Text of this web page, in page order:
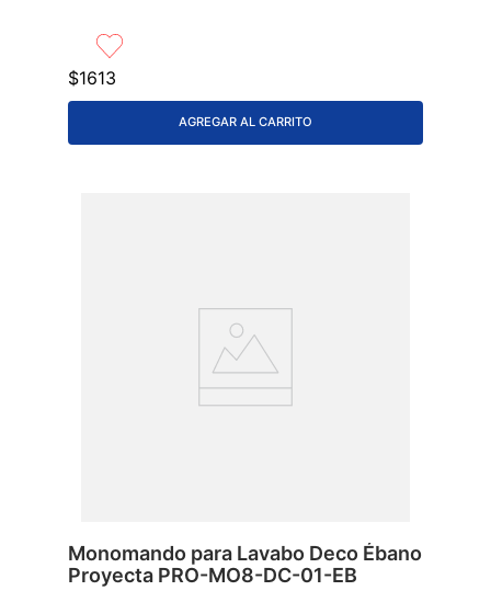
$1613
AGREGAR AL CARRITO
Monomando para Lavabo Deco Ébano
Proyecta PRO-MO8-DC-01-EB